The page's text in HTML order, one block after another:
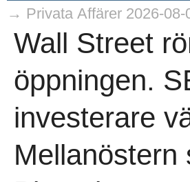
→ Privata Affärer 2026-08-
Wall Street
öppningen.
investerare
Mellanöstern